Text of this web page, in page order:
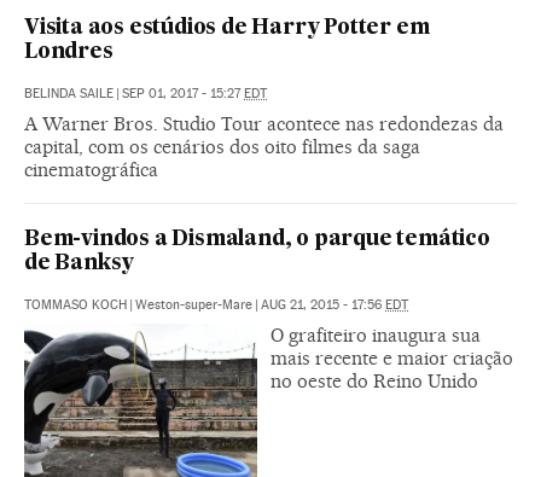
Visita aos estúdios de Harry Potter em
Londres
BELINDA SAILE SEP 01, 2017 - 15:27 EDT
A Warner Bros. Studio Tour acontece nas redondezas da
capital, com os cenários dos oito filmes da saga
cinematográfica
Bem-vindos a Dismaland, o parque temático
de Banksy
TOMMASO KOCH Weston-super-Mare AUG 21, 2015 - 17:56 EDT
O grafiteiro inaugura sua
mais recente e maior criação
no oeste do Reino Unido